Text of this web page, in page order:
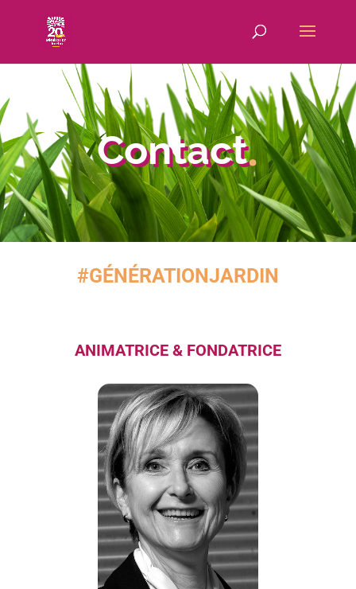
Contact.
#GÉNÉRATIONJARDIN
ANIMATRICE & FONDATRICE